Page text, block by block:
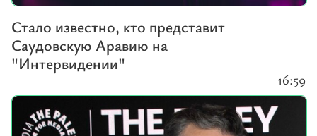
Стало известно, кто представит
Саудовскую Аравию на
"Интервидении"
16:59